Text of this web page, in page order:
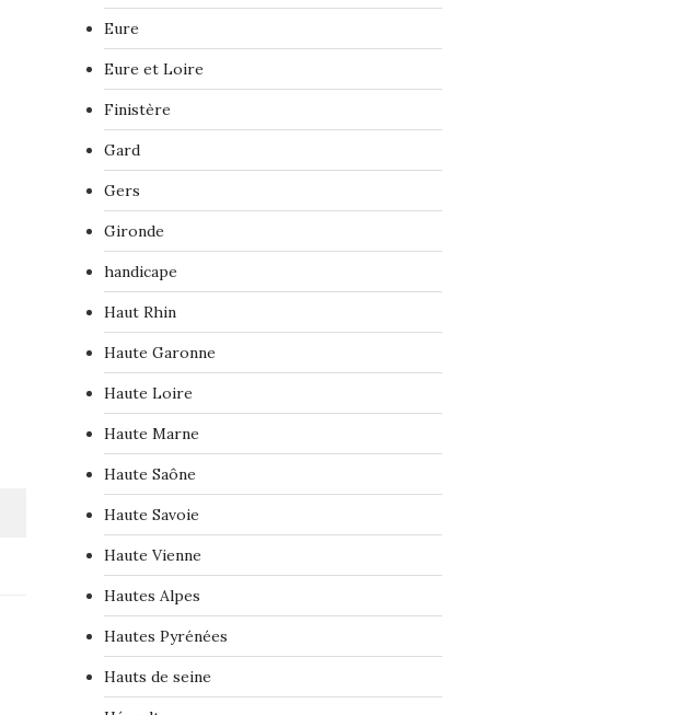
Eure
Eure et Loire
Finistère
Gard
Gers
Gironde
handicape
Haut Rhin
Haute Garonne
Haute Loire
Haute Marne
Haute Saône
Haute Savoie
Haute Vienne
Hautes Alpes
Hautes Pyrénées
Hauts de seine